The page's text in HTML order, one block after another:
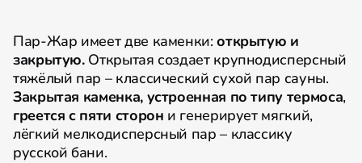
Пар-Жар имеет две каменки:открытую и
закрытую. Открытая создает крупнодисперсный
тяжёлый пар – классический сухой пар сауны.
Закрытая каменка, устроенная по типу термоса,
греется с пяти сторон и генерирует мягкий,
лёгкий мелкодисперсный пар – классику
русской бани.